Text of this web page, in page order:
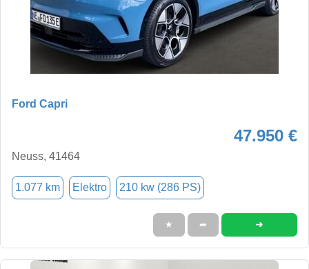
Ford Capri
47.950 €
Neuss, 41464
1.077 km Elektro 210 kw (286 PS)
★ ➦ ➜